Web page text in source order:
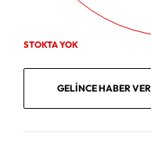
STOKTA YOK
GELINCE HABER VER